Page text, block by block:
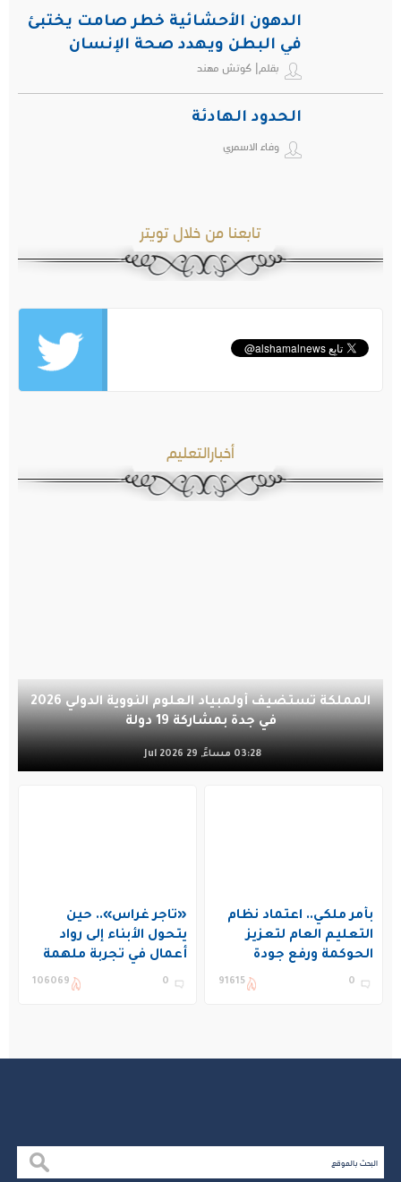
الدهون الأحشائية خطر صامت يختبئ
في البطن ويهدد صحة الإنسان
بقلم| كوتش مهند
الحدود الهادئة
وفاء الاسمري
تابعنا من خلال تويتر
أخبارالتعليم
المملكة تستضيف أولمبياد العلوم النووية الدولي 2026
في جدة بمشاركة 19 دولة
03:28 مساءً, 29 Jul 2026
بأمر ملكي.. اعتماد نظام
التعليم العام لتعزيز
الحوكمة ورفع جودة
التعليم في المملكة
0
91615
«تاجر غراس».. حين
يتحول الأبناء إلى رواد
أعمال في تجربة ملهمة
بنادي غراس الصيفي
0
106069